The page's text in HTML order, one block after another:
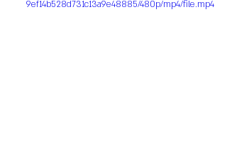
9ef14b528d731c13a9e48885/480p/mp4/file.mp4